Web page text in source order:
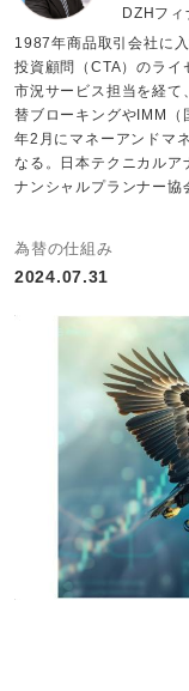
DZHフ
1987年商品取引会社に
投資顧問（CTA）のライ
市況サービス担当を経
替ブローキングやIMM（
年2月にマネーアンドマ
なる。日本テクニカルア
ナンシャルプランナー協
為替の仕組み
2024.07.31